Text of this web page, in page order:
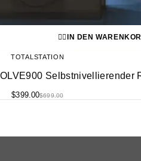
IN DEN
TOTALSTATION
Selbstnivellierender
$699.00
$399.00